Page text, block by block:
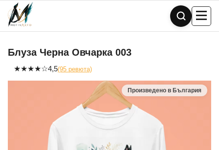
Skip
content
Блуза Черна Овчарка 003
★★★★☆4,5(95 ревюта)